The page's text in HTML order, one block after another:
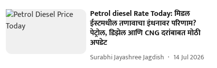
Petrol diesel Rate Today: मिडल
ईस्टमधील तणावाचा इंधनावर परिणाम?
पेट्रोल, डिझेल आणि CNG दरांबाबत मोठी
अपडेट
Surabhi Jayashree Jagdish 14 Jul 2026